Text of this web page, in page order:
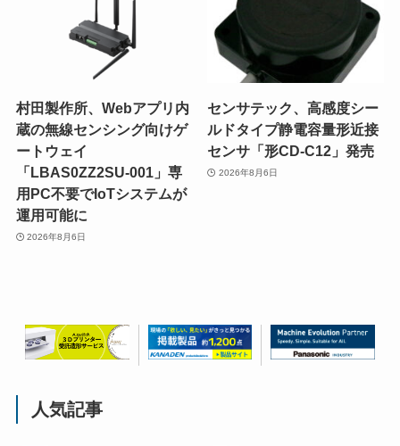
村田製作所、Webアプリ内
蔵の無線センシング向けゲ
ートウェイ
「LBAS0ZZ2SU-001」専
用PC不要でIoTシステムが
運用可能に
2026年8月6日
センサテック、高感度シー
ルドタイプ静電容量形近接
センサ「形CD-C12」発売
2026年8月6日
人気記事